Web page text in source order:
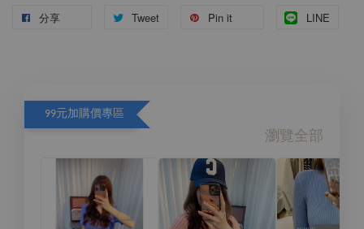
分享 Tweet Pin it LINE
99元加購價專區
瀏覽全部